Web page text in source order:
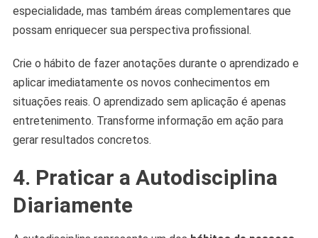
especialidade, mas também áreas complementares que
possam enriquecer sua perspectiva profissional.
Crie o hábito de fazer anotações durante o aprendizado e
aplicar imediatamente os novos conhecimentos em
situações reais. O aprendizado sem aplicação é apenas
entretenimento. Transforme informação em ação para
gerar resultados concretos.
4. Praticar a Autodisciplina
Diariamente